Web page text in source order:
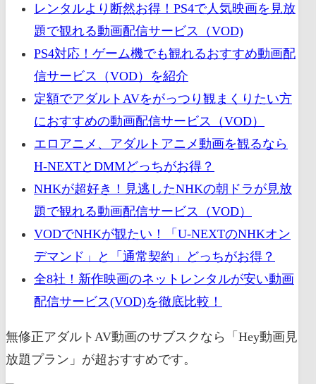
レンタルより断然お得！PS4で人気映画を見放
題で観れる動画配信サービス（VOD)
PS4対応！ゲーム機でも観れるおすすめ動画配
信サービス（VOD）を紹介
定額でアダルトAVをがっつり観まくりたい方
におすすめの動画配信サービス（VOD）
エロアニメ、アダルトアニメ動画を観るなら
H-NEXTとDMMどっちがお得？
NHKが超好き！見逃したNHKの朝ドラが見放
題で観れる動画配信サービス（VOD）
VODでNHKが観たい！「U-NEXTのNHKオン
デマンド」と「通常契約」どっちがお得？
全8社！新作映画のネットレンタルが安い動画
配信サービス(VOD)を徹底比較！
無修正アダルトAV動画のサブスクなら「Hey動画見
放題プラン」が超おすすめです。